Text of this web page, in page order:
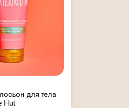
для тела
Hut